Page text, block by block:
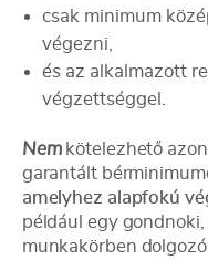
csak minimum
végezni,
és az alkalmazott
végzettséggel.
Nem kötelezhető
garantált
amelyhez alapfokú
például egy
munkakörben